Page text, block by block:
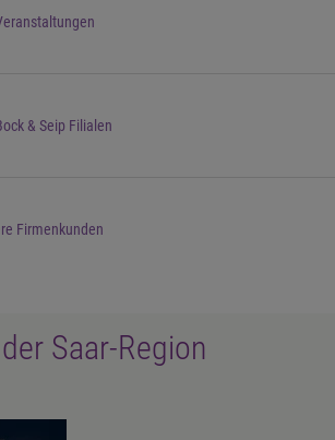
& Seip Filialen
Firmenkunden
Saar-Region